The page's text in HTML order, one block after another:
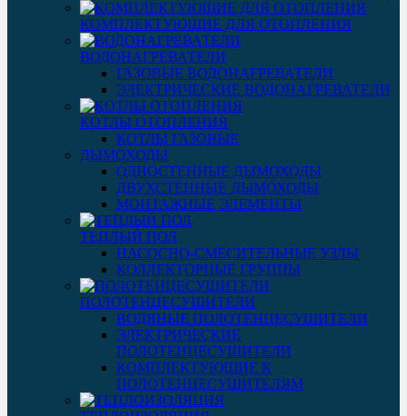
КОМПЛЕКТУЮЩИЕ ДЛЯ ОТОПЛЕНИЯ
ВОДОНАГРЕВАТЕЛИ
ГАЗОВЫЕ ВОДОНАГРЕВАТЕЛИ
ЭЛЕКТРИЧЕСКИЕ ВОДОНАГРЕВАТЕЛИ
КОТЛЫ ОТОПЛЕНИЯ
КОТЛЫ ГАЗОВЫЕ
ДЫМОХОДЫ
ОДНОСТЕННЫЕ ДЫМОХОДЫ
ДВУХСТЕННЫЕ ДЫМОХОДЫ
МОНТАЖНЫЕ ЭЛЕМЕНТЫ
ТЕПЛЫЙ ПОЛ
НАСОСНО-СМЕСИТЕЛЬНЫЕ УЗЛЫ
КОЛЛЕКТОРНЫЕ ГРУППЫ
ПОЛОТЕНЦЕСУШИТЕЛИ
ВОДЯНЫЕ ПОЛОТЕНЦЕСУШИТЕЛИ
ЭЛЕКТРИЧЕСКИЕ
ПОЛОТЕНЦЕСУШИТЕЛИ
КОМПЛЕКТУЮЩИЕ К
ПОЛОТЕНЦЕСУШИТЕЛЯМ